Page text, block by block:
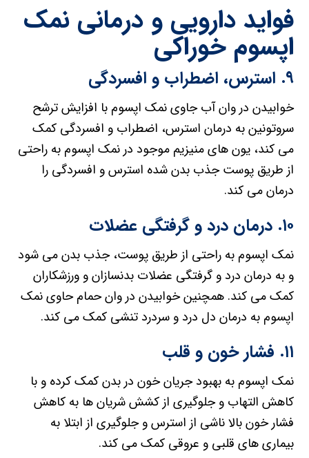
فواید دارویی و درمانی نمک
اپسوم خوراکی
۹. استرس، اضطراب و افسردگی
خوابیدن در وان آب جاوی نمک اپسوم با افزایش ترشح
سروتونین به درمان استرس، اضطراب و افسردگی کمک
می کند، یون های منیزیم موجود در نمک اپسوم به راحتی
از طریق پوست جذب بدن شده استرس و افسردگی را
درمان می کند.
۱۰. درمان درد و گرفتگی عضلات
نمک اپسوم به راحتی از طریق پوست، جذب بدن می شود
و به درمان درد و گرفتگی عضلات بدنسازان و ورزشکاران
کمک می کند. همچنین خوابیدن در وان حمام حاوی نمک
اپسوم به درمان دل درد و سردرد تنشی کمک می کند.
۱۱. فشار خون و قلب
نمک اپسوم به بهبود جریان خون در بدن کمک کرده و با
کاهش التهاب و جلوگیری از کشش شریان ها به کاهش
فشار خون بالا ناشی از استرس و جلوگیری از ابتلا به
بیماری های قلبی و عروقی کمک می کند.